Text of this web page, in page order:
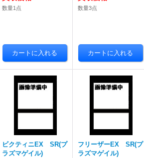
数量1点 数量3点
ビクティニEX SR(プ
ラズマゲイル)
フリーザーEX SR(プ
ラズマゲイル)